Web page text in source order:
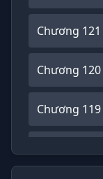
Chương 121
Chương 120
Chương 119